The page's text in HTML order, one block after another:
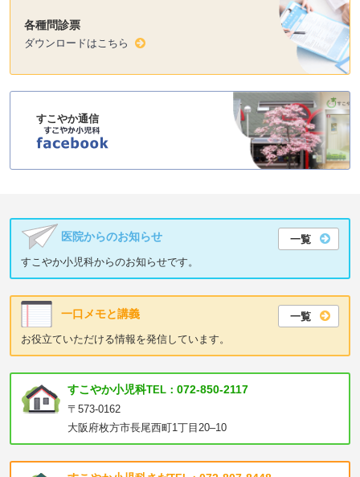
各種問診票
ダウンロードはこちら
すこやか通信
医院からのお知らせ
一覧
すこやか小児科からのお知らせです。
一口メモと講義
一覧
お役立ていただける情報を発信しています。
すこやか小児科TEL： 072-850-2117
〒573-0162
大阪府枚方市長尾西町1丁目20–10